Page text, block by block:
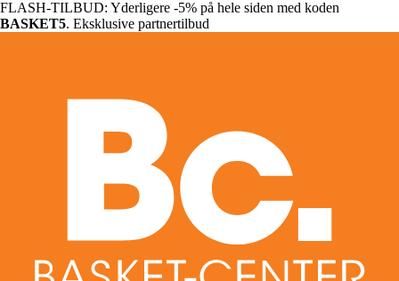
FLASH-TILBUD: Yderligere -5% på hele siden med koden
BASKET5. Eksklusive partnertilbud